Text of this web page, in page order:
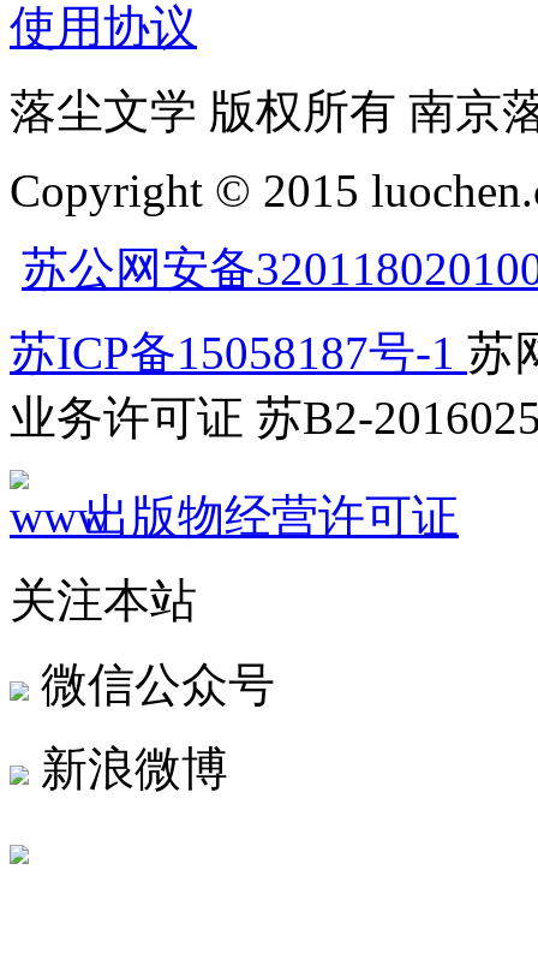
使用协议
落尘文学 版权所有 南京
Copyright © 2015
苏公网安备
苏ICP备15058187号-1 苏
业务许可证 苏B2-
出版物经营许可证
关注本站
微信公众号
新浪微博